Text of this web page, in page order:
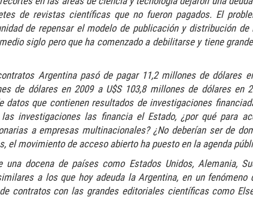
de revistas científicas que no fueron pagados. El
de repensar el modelo de publicación y distribución de
siglo pero que ha comenzado a debilitarse y tiene
Argentina pasó de pagar 11,2 millones de dólares
de dólares en 2009 a U$S 103,8 millones de dólares en
que contienen resultados de investigaciones
investigaciones las financia el Estado, ¿por qué para
a empresas multinacionales? ¿No deberían ser de
el movimiento de acceso abierto ha puesto en la agenda
docena de países como Estados Unidos, Alemania,
a los que hoy adeuda la Argentina, en un fenómeno
contratos con las grandes editoriales científicas como